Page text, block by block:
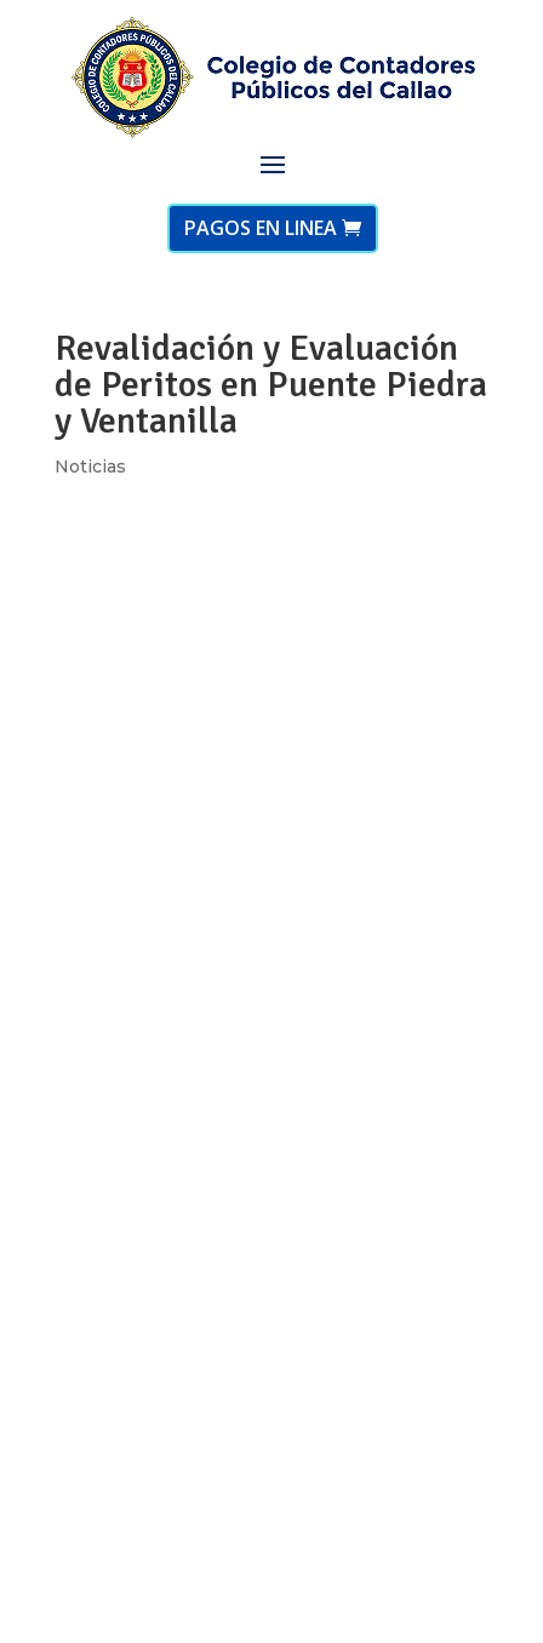
PAGOS EN LINEA
Revalidación y Evaluación
de Peritos en Puente Piedra
y Ventanilla
Noticias